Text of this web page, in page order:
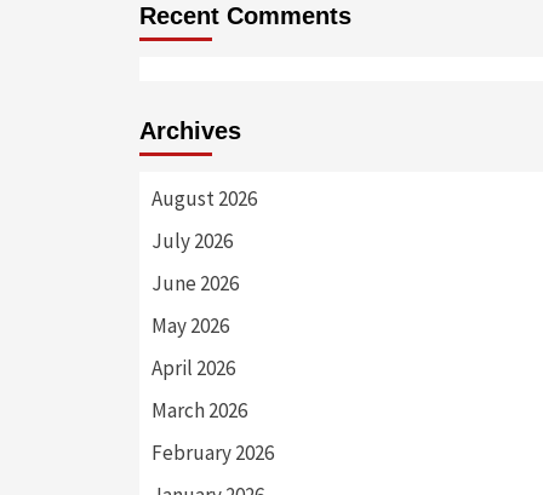
Recent Comments
Archives
August 2026
July 2026
June 2026
May 2026
April 2026
March 2026
February 2026